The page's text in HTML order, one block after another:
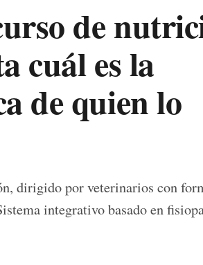
de
cuál es la
de quien lo
dirigido por veterinarios con
integrativo basado en